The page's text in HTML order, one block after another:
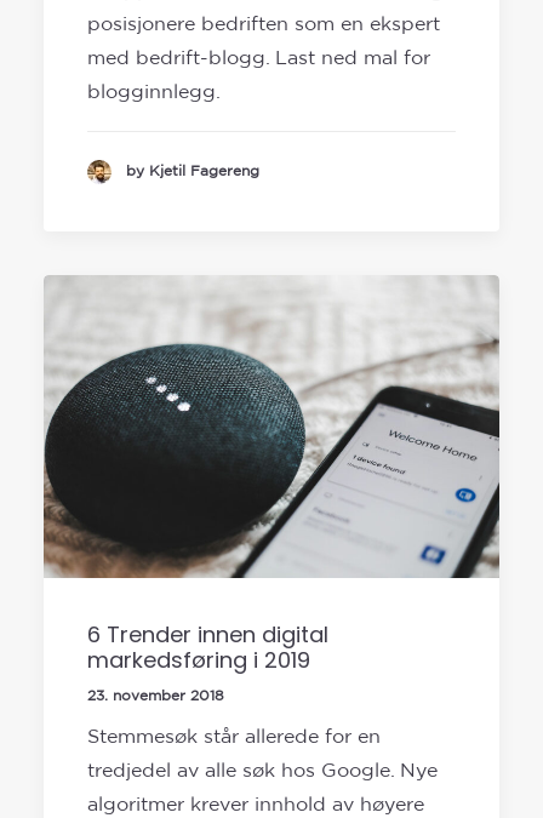
posisjonere bedriften som en ekspert
med bedrift-blogg. Last ned mal for
blogginnlegg.
by Kjetil Fagereng
6 Trender innen digital
markedsføring i 2019
23. november 2018
Stemmesøk står allerede for en
tredjedel av alle søk hos Google. Nye
algoritmer krever innhold av høyere